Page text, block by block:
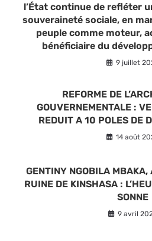
l’État continue de refléter
souveraineté sociale, en
peuple comme moteur,
bénéficiaire du
9 juillet
REFORME DE
GOUVERNEMENTALE :
REDUIT A 10 POLES DE
14 août
GENTINY NGOBILA
RUINE DE KINSHASA :
SONNE
9 avril